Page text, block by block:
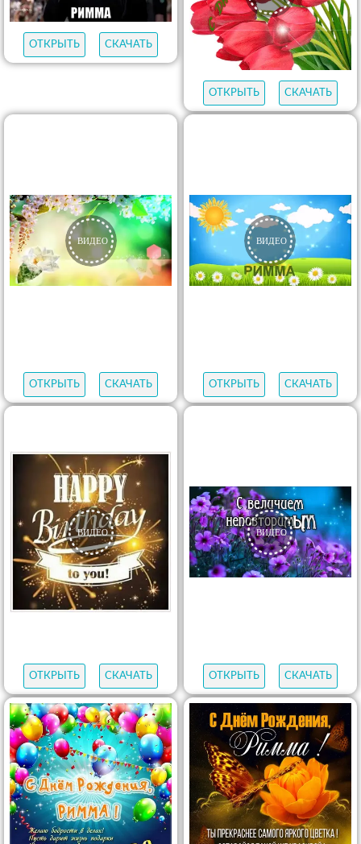
ОТКРЫТЬ СКАЧАТЬ
ОТКРЫТЬ СКАЧАТЬ
ОТКРЫТЬ СКАЧАТЬ ОТКРЫТЬ СКАЧАТЬ
ОТКРЫТЬ СКАЧАТЬ ОТКРЫТЬ СКАЧАТЬ